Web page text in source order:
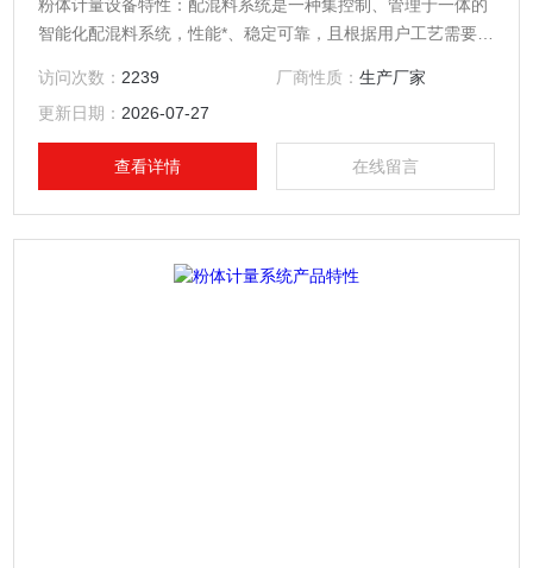
粉体计量设备特性：配混料系统是一种集控制、管理于一体的
智能化配混料系统，性能*、稳定可靠，且根据用户工艺需要灵
效率及管理能力。
访问次数： 2239 厂商性质： 生产厂家
更新日期： 2026-07-27
查看详情 在线留言